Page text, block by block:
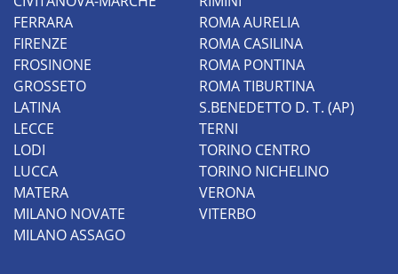
FERRARA
FIRENZE
FROSINONE
GROSSETO
LATINA
LECCE
LODI
LUCCA
MATERA
MILANO NOVATE
MILANO ASSAGO
ROMA AURELIA
ROMA CASILINA
ROMA PONTINA
ROMA TIBURTINA
S.BENEDETTO D. T. (AP)
TERNI
TORINO CENTRO
TORINO NICHELINO
VERONA
VITERBO